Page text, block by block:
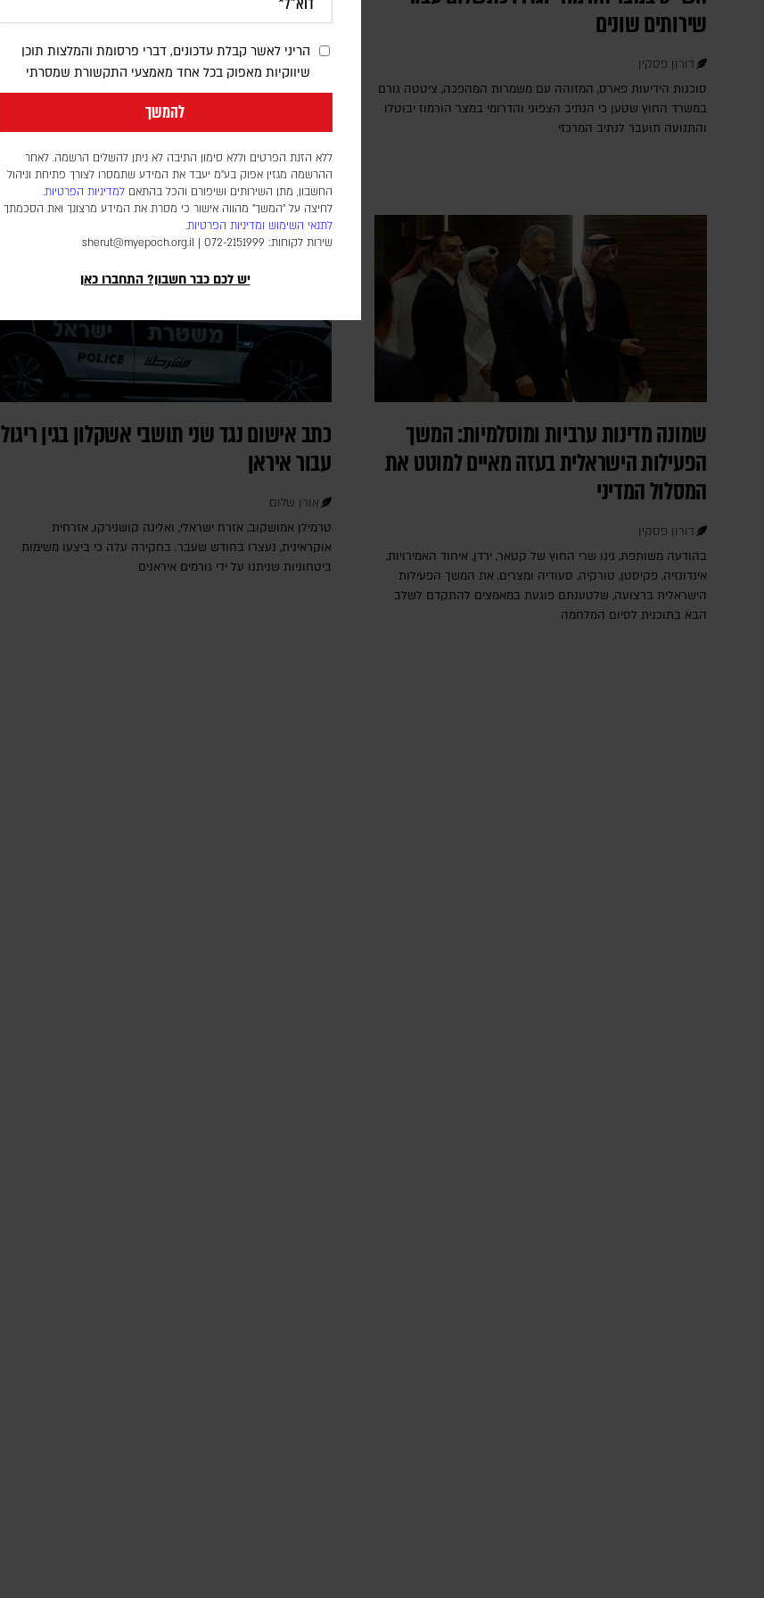
הריני לאשר קבלת עדכונים, דברי פרסומת והמלצות תוכן
שיווקיות מאפוק בכל אחד מאמצעי התקשורת שמסרתי
להמשך
ללא הזנת הפרטים וללא סימון התיבה לא ניתן להשלים הרשמה. לאחר
ההרשמה מגזין אפוק בע״מ יעבד את המידע שתמסרו לצורך פתיחת וניהול
החשבון, מתן השירותים ושיפורם והכל בהתאם למדיניות הפרטיות.
לחיצה על "המשך" מהווה אישור כי מסרת את המידע מרצונך ואת הסכמתך
לתנאי השימוש ומדיניות הפרטיות.
שירות לקוחות: 072-2151999 |
sherut@myepoch.org.il
יש לכם כבר חשבון? התחברו כאן
שירותים שונים
דורון פסקין
סוכנות הידיעות פארס, המזוהה עם משמרות המהפכה, ציטטה גורם
במשרד החוץ שטען כי הנתיב הצפוני והדרומי במצר הורמוז יבוטלו
והתנועה תועבר לנתיב המרכזי
האמריקנית
לפי סוכנות הידיעות בלומברג, סימולטור מלחמה שערך הפנטגון
בחודש יולי 2025, התריע מפני תלות מסוכנת באלומיניום בטוהר
גבוה. התקיפות במפרץ הפכו את התרחיש התיאורטי למשבר
שמונה מדינות ערביות ומוסלמיות: המשך
הפעילות הישראלית בעזה מאיים למוטט את
המסלול המדיני
דורון פסקין
בהודעה משותפת, גינו שרי החוץ של קטאר, ירדן, איחוד האמירויות,
אינדונזיה, פקיסטן, טורקיה, סעודיה ומצרים, את המשך הפעילות
הישראלית ברצועה, שלטענתם פוגעת במאמצים להתקדם לשלב
הבא בתוכנית לסיום המלחמה
כתב אישום נגד שני תושבי אשקלון בגין ריגול
עבור איראן
אורן שלום
טרמילן אמושקוב, אזרח ישראלי, ואלינה קושנירקו, אזרחית
אוקראינית, נעצרו בחודש שעבר. בחקירה עלה כי ביצעו משימות
ביטחוניות שניתנו על ידי גורמים איראנים